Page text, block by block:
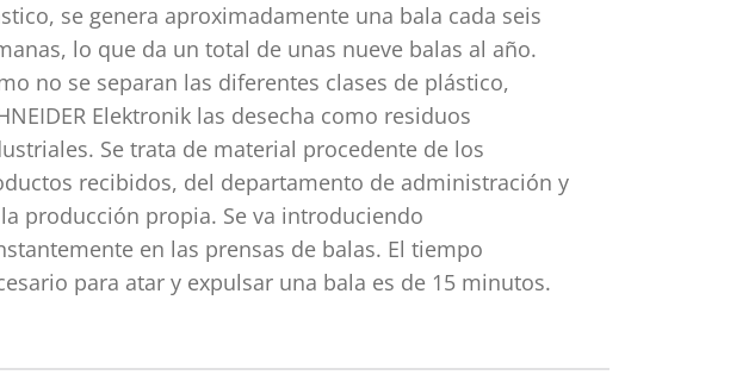
se genera aproximadamente una bala cada seis
lo que da un total de unas nueve balas al año.
no se separan las diferentes clases de plástico,
Elektronik las desecha como residuos
Se trata de material procedente de los
recibidos, del departamento de administración y
producción propia. Se va introduciendo
en las prensas de balas. El tiempo
para atar y expulsar una bala es de 15 minutos.